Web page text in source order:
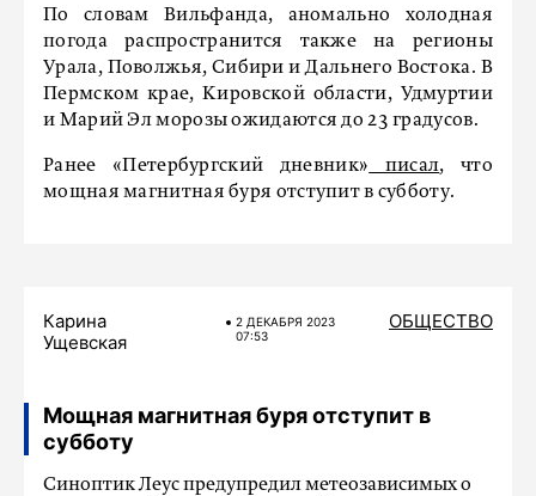
По словам Вильфанда, аномально холодная
погода распространится также на регионы
Урала, Поволжья, Сибири и Дальнего Востока. В
Пермском крае, Кировской области, Удмуртии
и Марий Эл морозы ожидаются до 23 градусов.
Ранее «Петербургский дневник» писал, что
мощная магнитная буря отступит в субботу.
Карина
Ущевская
2 ДЕКАБРЯ 2023
07:53
ОБЩЕСТВО
Мощная магнитная буря отступит в
субботу
Синоптик Леус предупредил метеозависимых о